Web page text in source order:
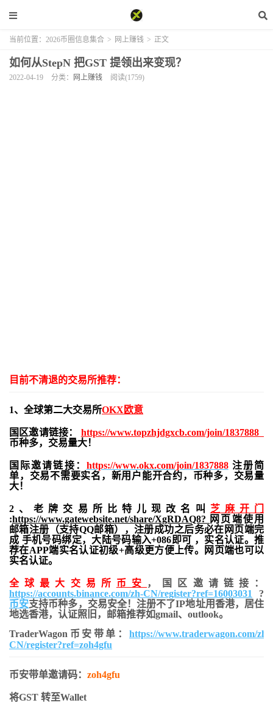
当前位置： 2026币圈信息集合 > 网上赚钱 > 正文
如何从StepN 把GST 提领出来变现？
2022-04-19 分类： 网上赚钱 阅读(1759)
目前不清退的交易所推荐：
1、全球第二大交易所OKX欧意
国区邀请链接： https://www.topzhjdgxcb.com/join/1837888
币种多，交易量大！
国际邀请链接： https://www.okx.com/join/1837888注册简
单，交易不需要实名，新用户能开合约， 币种多，交易量
大！
2、老牌交易所比特儿现改名叫 芝麻开门
:https://www.gatewebsite.net/share/XgRDAQ8? 网页端使用
邮箱注册（支持QQ邮箱），注册成功之后务必在网页端完
成 手机号码绑定，大陆号码输入+086即可 ，实名认证。推
荐在APP端实名认证初级+高级更方便上传。网页端也可以
实名认证。
全球最大交易所 币安
，国区邀请链接：
https://accounts.binance.com/zh-CN/register?ref=16003031
?
币安支持币种多，交易安全！注册不了IP地址用香港，居住
地选香港，认证照旧， 邮箱推荐如gmail、outlook。
TraderWagon币安带单： https://www.traderwagon.com/zh-
CN/register?ref=zoh4gfu
币安带单邀请码： zoh4gfu
将GST 转至Wallet